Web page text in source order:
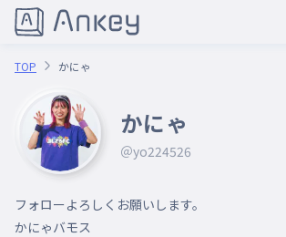
TOP かにゃ
かにゃ
＠yo224526
フォローよろしくお願いします。
かにゃバモス